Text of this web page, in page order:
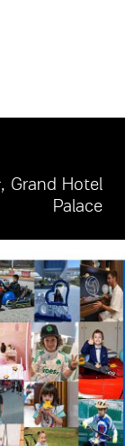
Grand Hotel
Palace